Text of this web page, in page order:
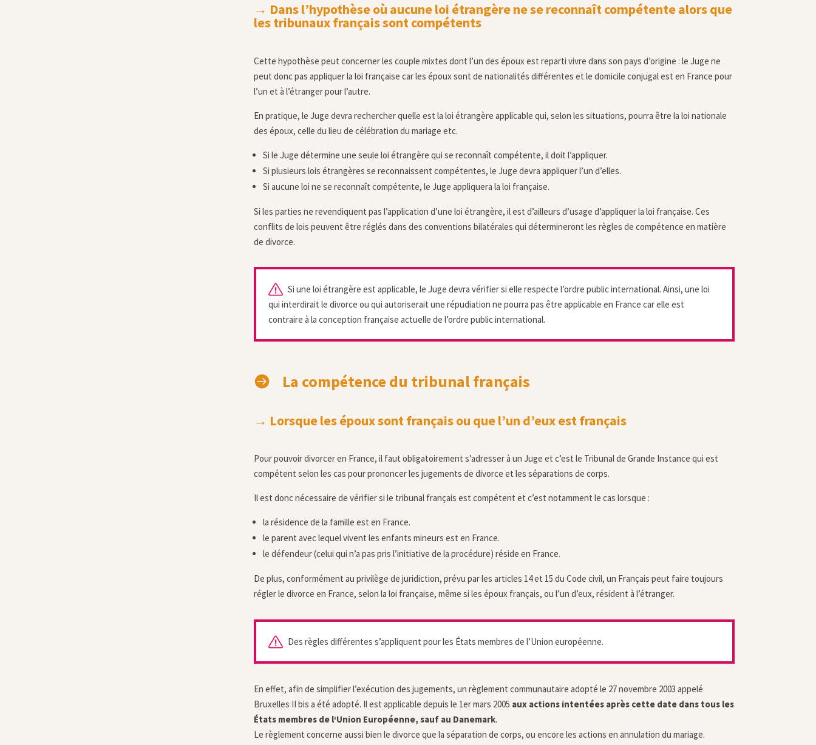
→ Dans l’hypothèse où aucune loi étrangère ne se reconnaît compétente alors que
les tribunaux français sont compétents
Cette hypothèse peut concerner les couple mixtes dont l’un des époux est reparti vivre dans son pays d’origine : le Juge ne
peut donc pas appliquer la loi française car les époux sont de nationalités différentes et le domicile conjugal est en France pour
l’un et à l’étranger pour l’autre.
En pratique, le Juge devra rechercher quelle est la loi étrangère applicable qui, selon les situations, pourra être la loi nationale
des époux, celle du lieu de célébration du mariage etc.
Si le Juge détermine une seule loi étrangère qui se reconnaît compétente, il doit l’appliquer.
Si plusieurs lois étrangères se reconnaissent compétentes, le Juge devra appliquer l’un d’elles.
Si aucune loi ne se reconnaît compétente, le Juge appliquera la loi française.
Si les parties ne revendiquent pas l’application d’une loi étrangère, il est d’ailleurs d’usage d’appliquer la loi française. Ces
conflits de lois peuvent être réglés dans des conventions bilatérales qui détermineront les règles de compétence en matière
de divorce.
Si une loi étrangère est applicable, le Juge devra vérifier si elle respecte l’ordre public international. Ainsi, une loi
qui interdirait le divorce ou qui autoriserait une répudiation ne pourra pas être applicable en France car elle est
contraire à la conception française actuelle de l’ordre public international.
 La compétence du tribunal français
→ Lorsque les époux sont français ou que l’un d’eux est français
Pour pouvoir divorcer en France, il faut obligatoirement s’adresser à un Juge et c’est le Tribunal de Grande Instance qui est
compétent selon les cas pour prononcer les jugements de divorce et les séparations de corps.
Il est donc nécessaire de vérifier si le tribunal français est compétent et c’est notamment le cas lorsque :
la résidence de la famille est en France.
le parent avec lequel vivent les enfants mineurs est en France.
le défendeur (celui qui n’a pas pris l’initiative de la procédure) réside en France.
De plus, conformément au privilège de juridiction, prévu par les articles 14 et 15 du Code civil, un Français peut faire toujours
régler le divorce en France, selon la loi française, même si les époux français, ou l’un d’eux, résident à l’étranger.
Des règles différentes s’appliquent pour les États membres de l’Union européenne.
En effet, afin de simplifier l’exécution des jugements, un règlement communautaire adopté le 27 novembre 2003 appelé
Bruxelles II bis a été adopté. Il est applicable depuis le 1er mars 2005 aux actions intentées après cette date dans tous les
États membres de l‘Union Européenne, sauf au Danemark.
Le règlement concerne aussi bien le divorce que la séparation de corps, ou encore les actions en annulation du mariage.